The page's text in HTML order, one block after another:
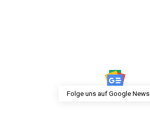
Folge uns auf Google News